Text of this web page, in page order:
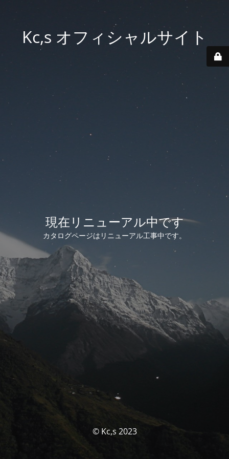
Kc,s オフィシャルサイト
現在リニューアル中です
カタログページはリニューアル工事中です。
© Kc,s 2023